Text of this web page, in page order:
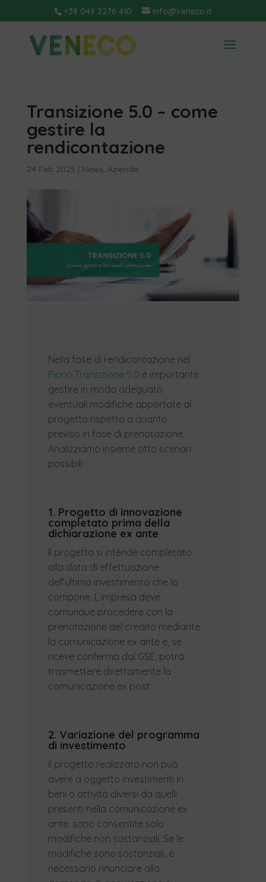
+39 049 2276 410 info@veneco.it
Transizione 5.0 – come
gestire la
rendicontazione
24 Feb 2025 | News, Aziende
Nella fase di rendicontazione nel
Piano Transizione 5.0 è importante
gestire in modo adeguato
eventuali modifiche apportate al
progetto rispetto a quanto
previso in fase di prenotazione.
Analizziamo insieme otto scenari
possibili:
1. Progetto di innovazione
completato prima della
dichiarazione ex ante
Il progetto si intende completato
alla data di effettuazione
dell’ultimo investimento che lo
compone. L’impresa deve
comunque procedere con la
prenotazione del credito mediante
la comunicazione ex ante e, se
riceve conferma dal GSE, potrà
trasmettere direttamente la
comunicazione ex post.
2. Variazione del programma
di investimento
Il progetto realizzato non può
avere a oggetto investimenti in
beni o attività diversi da quelli
presenti nella comunicazione ex
ante: sono consentite solo
modifiche non sostanziali. Se le
modifiche sono sostanziali, è
necessario rinunciare alla